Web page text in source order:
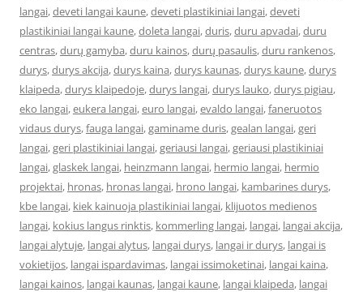
langai,deveti langai kaune,deveti plastikiniai langai,deveti
plastikiniai langai kaune,doleta langai,duris,duru apvadai,duru
centras,durų gamyba,duru kainos,durų pasaulis,duru rankenos,
durys,durys akcija,durys kaina,durys kaunas,durys kaune,durys
klaipeda,durys klaipedoje,durys langai,durys lauko,durys pigiau,
eko langai,eukera langai,euro langai,evaldo langai,faneruotos
vidaus durys,fauga langai,gaminame duris,gealan langai,geri
langai,geri plastikiniai langai,geriausi langai,geriausi plastikiniai
langai,glaskek langai, heinzmann langai, hermio langai, hermio
projektai, hronas, hronas langai, hrono langai, kambarines durys,
kbe langai, kiek kainuoja plastikiniai langai, klijuotos medienos
langai, kokius langus rinktis, kommerling langai, langai, langai akcija,
langai alytuje, langai alytus, langai durys, langai ir durys, langai is
vokietijos, langai ispardavimas, langai issimoketinai, langai kaina,
langai kainos, langai kaunas, langai kaune, langai klaipeda, langai